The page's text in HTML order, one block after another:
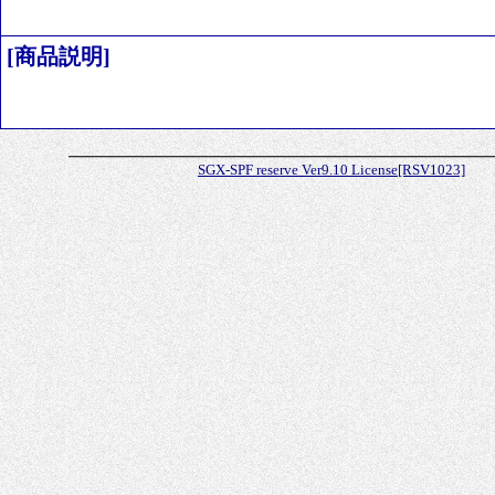
[商品説明]
SGX-SPF reserve Ver9.10 License[RSV1023]